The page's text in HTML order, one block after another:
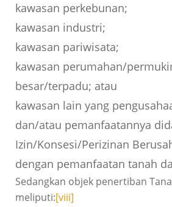
kawasan perkebunan;
kawasan industri;
kawasan pariwisata;
kawasan perumahan/
besar/terpadu; atau
kawasan lain yang
dan/atau pemanfaatannya
Izin/Konsesi/Perizinan
dengan pemanfaatan tanah
Sedangkan objek penertiban
meliputi:[viii]